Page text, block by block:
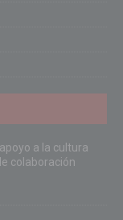
a la cultura
colaboración